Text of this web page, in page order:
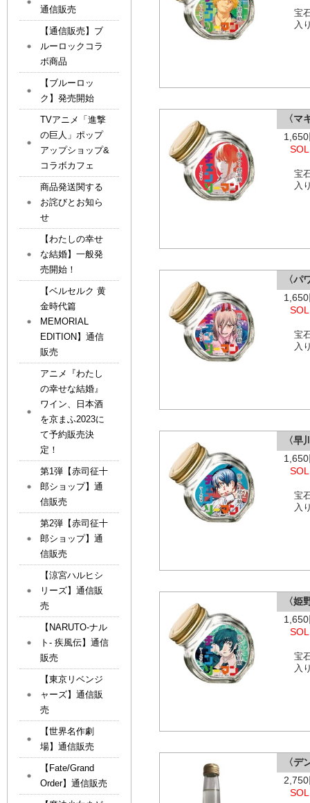
宝
入
〈
宝
入
〈
宝
入
〈
宝
入
〈
宝
入
〈
通信販売
【通信販売】ブ
ルーロックコラ
ボ商品
【ブルーロッ
ク】発売開始
TVアニメ「進撃
の巨人」ポップ
アップショップ&
コラボカフェ
商品発送関する
お詫びとお知ら
せ
【わたしの幸せ
な結婚】一般発
売開始！
【ベルセルク 黄
金時代篇
MEMORIAL
EDITION】通信
販売
アニメ『わたし
の幸せな結婚』
ワイン、日本酒
を京まふ2023に
て予約販売決
定！
第1弾【赤司征十
郎ショップ】通
信販売
第2弾【赤司征十
郎ショップ】通
信販売
【涼宮ハルヒシ
リーズ】通信販
売
【NARUTO-ナル
ト- 疾風伝】通信
販売
【東京リベンジ
ャーズ】通信販
売
【世界名作劇
場】通信販売
【Fate/Grand
Order】通信販売